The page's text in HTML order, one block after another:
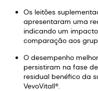
Os leitões
apresentaram uma
indicando um
comparação aos
O desempenho
persistiram na fase
residual benéfico da
VevoVitall®.